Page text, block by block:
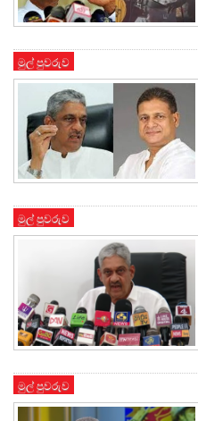
මුල් පුවරුව
මුල් පුවරුව
මුල් පුවරුව